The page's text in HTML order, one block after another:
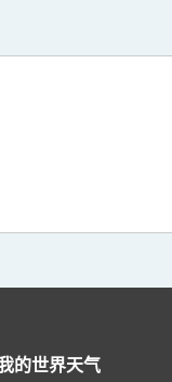
的世界天气